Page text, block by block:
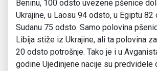
Beninu, 100 odsto uvezene pšenice
Ukrajine, u Laosu 94 odsto, u Egiptu 82
Sudanu 75 odsto. Samo polovina
Libija stiže iz Ukrajine, ali ta polovina
20 odsto potrošnje. Tako je i u
godine Ujedinjene nacije su predvidele